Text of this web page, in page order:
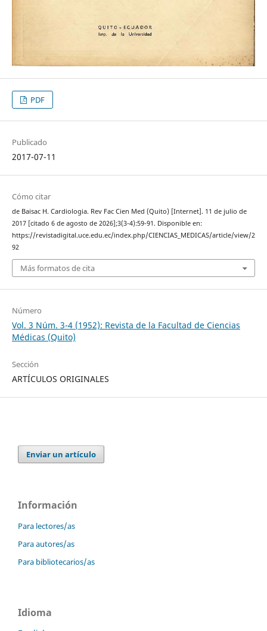
PDF
Publicado
2017-07-11
Cómo citar
de Baisac H. Cardiologia. Rev Fac Cien Med (Quito) [Internet]. 11 de julio de
2017 [citado 6 de agosto de 2026];3(3-4):59-91. Disponible en:
https://revistadigital.uce.edu.ec/index.php/CIENCIAS_MEDICAS/article/view/2
92
Más formatos de cita
Número
Vol. 3 Núm. 3-4 (1952): Revista de la Facultad de Ciencias
Médicas (Quito)
Sección
ARTÍCULOS ORIGINALES
Enviar un artículo
Información
Para lectores/as
Para autores/as
Para bibliotecarios/as
Idioma